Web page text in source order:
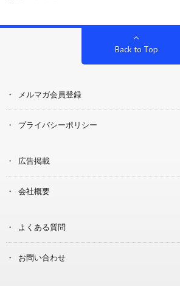
Back to Top
メルマガ会員登録
プライバシーポリシー
広告掲載
会社概要
よくある質問
お問い合わせ